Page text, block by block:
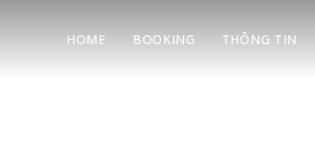
HOME BOOKING THÔNG TIN